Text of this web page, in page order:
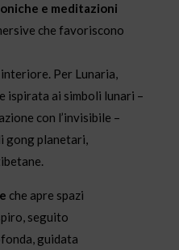
e e meditazioni
ersive che favoriscono
interiore. Per L unaria,
e ispirata ai simboli lunari –
zione con l’invisibile –
gong planetari,
etane.
e che apre spazi
seguito
guidata